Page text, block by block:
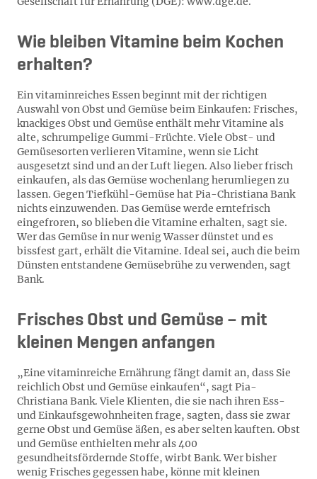
Wie bleiben Vitamine beim Kochen
erhalten?
Ein vitaminreiches Essen beginnt mit der richtigen
Auswahl von Obst und Gemüse beim Einkaufen: Frisches,
knackiges Obst und Gemüse enthält mehr Vitamine als
alte, schrumpelige Gummi-Früchte. Viele Obst- und
Gemüsesorten verlieren Vitamine, wenn sie Licht
ausgesetzt sind und an der Luft liegen. Also lieber frisch
einkaufen, als das Gemüse wochenlang herumliegen zu
lassen. Gegen Tiefkühl-Gemüse hat Pia-Christiana Bank
nichts einzuwenden. Das Gemüse werde erntefrisch
eingefroren, so blieben die Vitamine erhalten, sagt sie.
Wer das Gemüse in nur wenig Wasser dünstet und es
bissfest gart, erhält die Vitamine. Ideal sei, auch die beim
Dünsten entstandene Gemüsebrühe zu verwenden, sagt
Bank.
Frisches Obst und Gemüse – mit
kleinen Mengen anfangen
„Eine vitaminreiche Ernährung fängt damit an, dass Sie
reichlich Obst und Gemüse einkaufen“, sagt Pia-
Christiana Bank. Viele Klienten, die sie nach ihren Ess-
und Einkaufsgewohnheiten frage, sagten, dass sie zwar
gerne Obst und Gemüse äßen, es aber selten kauften. Obst
und Gemüse enthielten mehr als 400
gesundheitsfördernde Stoffe, wirbt Bank. Wer bisher
wenig Frisches gegessen habe, könne mit kleinen